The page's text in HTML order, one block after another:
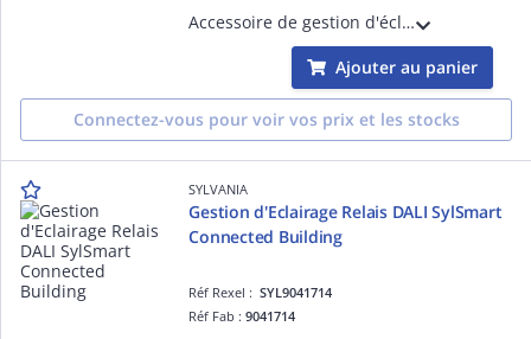
Accessoire de gestion d'éclairage pour luminaires équipés de la solution SylSmart - SylSmart SSE Interrupteur mural 01
Ajouter au panier
Connectez-vous pour voir vos prix et les stocks
SYLVANIA
Gestion d'Eclairage Relais DALI SylSmart
Connected Building
Réf Rexel :SYL9041714
Réf Fab :9041714